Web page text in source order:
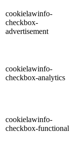
cookielawinfo-
checkbox-
advertisement
cookielawinfo-
checkbox-analytics
cookielawinfo-
checkbox-functional